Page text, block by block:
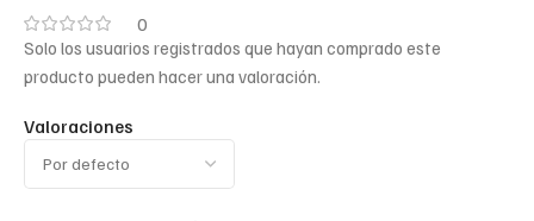
0
Valoraciones
Solo los usuarios registrados que hayan comprado este
producto pueden hacer una valoración.